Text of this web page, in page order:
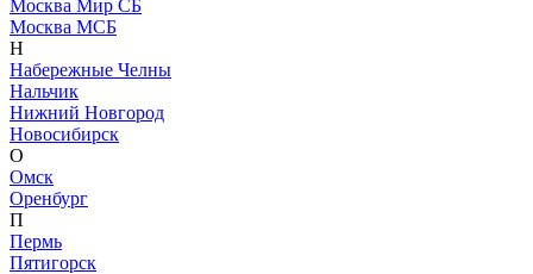
Москва Мир СБ
Москва МСБ
Н
Набережные Челны
Нальчик
Нижний Новгород
Новосибирск
О
Омск
Оренбург
П
Пермь
Пятигорск